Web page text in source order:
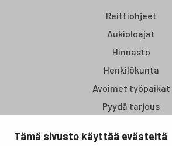
Tämä sivusto käyttää evästeitä
Reittiohjeet
Aukioloajat
Hinnasto
Henkilökunta
Avoimet työpaikat
Pyydä tarjous